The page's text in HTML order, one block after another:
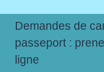
Demandes de
passeport :
ligne